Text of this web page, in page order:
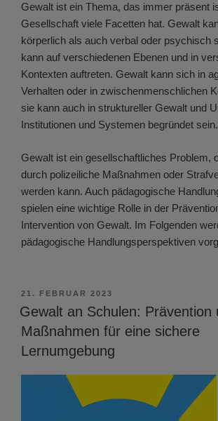
Gewalt ist ein Thema, das immer präsent
Gesellschaft viele Facetten hat. Gewalt
körperlich als auch verbal oder psychisch
kann auf verschiedenen Ebenen und in
Kontexten auftreten. Gewalt kann sich in
Verhalten oder in zwischenmenschlichen
sie kann auch in struktureller Gewalt und
Institutionen und Systemen begründet sein.
Gewalt ist ein gesellschaftliches Problem,
durch polizeiliche Maßnahmen oder
werden kann. Auch pädagogische
spielen eine wichtige Rolle in der
Intervention von Gewalt. Im Folgenden
pädagogische Handlungsperspektiven
VERÖFFENTLICHT
AM
21. FEBRUAR 2023
Gewalt an Schulen: Prävention
Maßnahmen für eine sichere
Lernumgebung